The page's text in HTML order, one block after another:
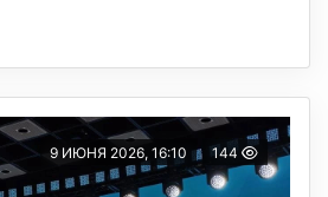
9 ИЮНЯ 2026, 16:10 144